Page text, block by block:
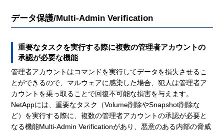
データ保護/Multi-Admin Verification
重要なタスクを実行する際に複数の管理者アカウントの
承認が必要な機能
管理者アカウントはコマンドを実行してデータを損失させるこ
とができるので、マルウェアに感染した場合、犯人は管理者ア
カウントを乗っ取ることで回復不可能な損害を与えます。
NetAppには、重要なタスク（Volume削除やSnapshot削除な
ど）を実行する際に、複数の管理者アカウントの承認が必要と
なる機能Multi-Admin Verificationがあり、悪意のある内部の脅威